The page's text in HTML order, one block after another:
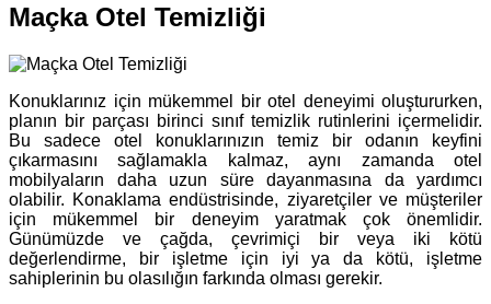
Maçka Otel Temizliği
Konuklarınız için mükemmel bir otel deneyimi oluştururken,
planın bir parçası birinci sınıf temizlik rutinlerini içermelidir.
Bu sadece otel konuklarınızın temiz bir odanın keyfini
çıkarmasını sağlamakla kalmaz, aynı zamanda otel
mobilyaların daha uzun süre dayanmasına da yardımcı
olabilir. Konaklama endüstrisinde, ziyaretçiler ve müşteriler
için mükemmel bir deneyim yaratmak çok önemlidir.
Günümüzde ve çağda, çevrimiçi bir veya iki kötü
değerlendirme, bir işletme için iyi ya da kötü, işletme
sahiplerinin bu olasılığın farkında olması gerekir.